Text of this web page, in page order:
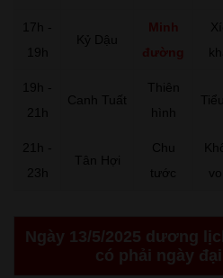
17h -
19h
Kỷ Dậu
Minh
đường
19h -
21h
Canh Tuất
Thiên
hình
21h -
23h
Tân Hợi
Chu
tước
Ngày 13/5/2025 dương
có phải ngày